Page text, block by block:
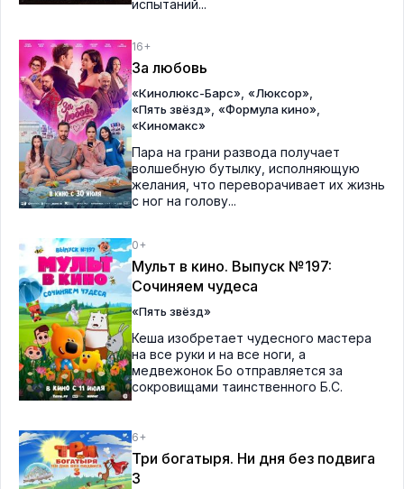
испытаний...
16+
За любовь
«Кинолюкс-Барс» «Люксор»
«Пять звёзд» «Формула кино»
«Киномакс»
Пара на грани развода получает
волшебную бутылку, исполняющую
желания, что переворачивает их жизнь
с ног на голову...
0+
Мульт в кино. Выпуск №197:
Сочиняем чудеса
«Пять звёзд»
Кеша изобретает чудесного мастера
на все руки и на все ноги, а
медвежонок Бо отправляется за
сокровищами таинственного Б.С.
6+
Три богатыря. Ни дня без подвига
3